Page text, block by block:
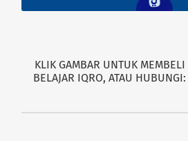
KLIK GAMBAR UNTUK
BELAJAR IQRO, ATAU